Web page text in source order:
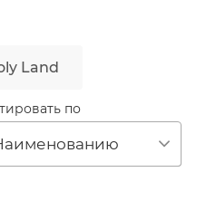
+ выравнивание
Land
по